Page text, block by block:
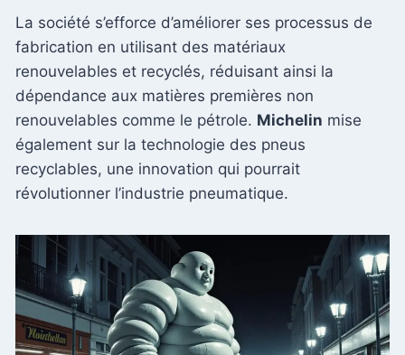
La société s’efforce d’améliorer ses processus de
fabrication en utilisant des matériaux
renouvelables et recyclés, réduisant ainsi la
dépendance aux matières premières non
renouvelables comme le pétrole. Michelin mise
également sur la technologie des pneus
recyclables, une innovation qui pourrait
révolutionner l’industrie pneumatique.